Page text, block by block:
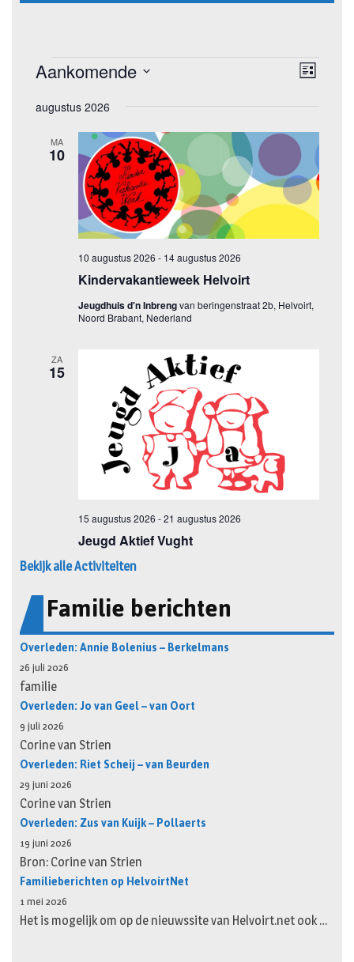
Bekijk alle Activiteiten
Familie berichten
Overleden: Annie Bolenius – Berkelmans
26 juli 2026
familie
Overleden: Jo van Geel – van Oort
9 juli 2026
Corine van Strien
Overleden: Riet Scheij – van Beurden
29 juni 2026
Corine van Strien
Overleden: Zus van Kuijk – Pollaerts
19 juni 2026
Bron: Corine van Strien
Familieberichten op HelvoirtNet
1 mei 2026
Het is mogelijk om op de nieuwssite van Helvoirt.net ook …